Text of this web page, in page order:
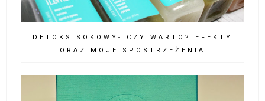
DETOKS SOKOWY- CZY WARTO? EFEKTY
ORAZ MOJE SPOSTRZEŻENIA